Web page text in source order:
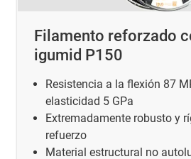
Filamento reforzado
igumid P150
Resistencia a la flexión 87
elasticidad 5 GPa
Extremadamente robusto y
refuerzo
Material estructural no